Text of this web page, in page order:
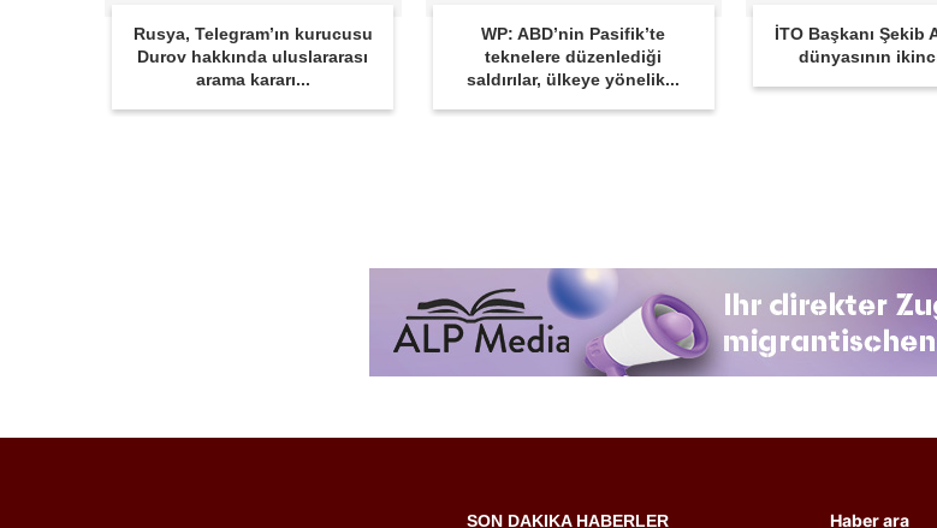
Rusya, Telegram’ın kurucusu
Durov hakkında uluslararası
arama kararı...
WP: ABD’nin Pasifik’te
teknelere düzenlediği
saldırılar, ülkeye yönelik...
İTO Başkanı Şekib
dünyasının
SON DAKIKA HABERLER Haber ara